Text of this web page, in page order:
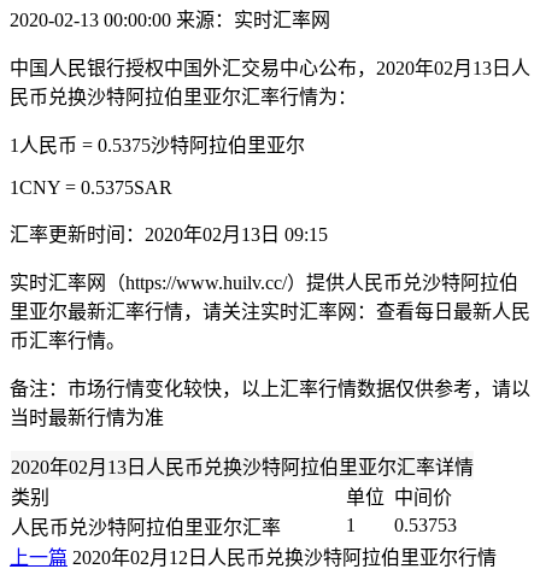
2020-02-13 00:00:00 来源：实时汇率网
中国人民银行授权中国外汇交易中心公布，2020年02月13日人
民币兑换沙特阿拉伯里亚尔汇率行情为：
1人民币 = 0.5375沙特阿拉伯里亚尔
1CNY = 0.5375SAR
汇率更新时间：2020年02月13日 09:15
实时汇率网（https://www.huilv.cc/）提供人民币兑沙特阿拉伯
里亚尔最新汇率行情，请关注实时汇率网：查看每日最新人民
币汇率行情。
备注：市场行情变化较快，以上汇率行情数据仅供参考，请以
当时最新行情为准
2020年02月13日人民币兑换沙特阿拉伯里亚尔汇率详情
类别
单位 中间价
人民币兑沙特阿拉伯里亚尔汇率
1
0.53753
上一篇 2020年02月12日人民币兑换沙特阿拉伯里亚尔行情